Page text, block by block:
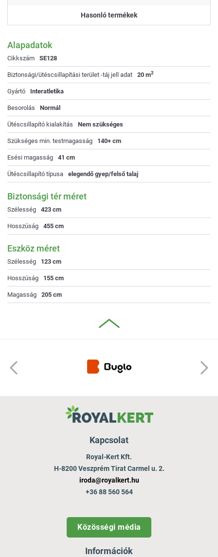
Hasonló termékek
Alapadatok
Cikkszám SE128
Biztonsági/ütéscsillapítási terület -táj jell adat 20 m2
Gyártó Interatletika
Besorolás Normál
Ütéscsillapító kialakítás Nem szükséges
Szükséges min. testmagasság 140+ cm
Esési magasság 41 cm
Ütéscsillapító típusa elegendő gyep/felső talaj
Biztonsági tér méret
Szélesség 423 cm
Hosszúság 455 cm
Eszköz méret
Szélesség 123 cm
Hosszúság 155 cm
Magasság 205 cm
Kapcsolat
Royal-Kert Kft.
H-8200 Veszprém Tirat Carmel u. 2.
iroda@royalkert.hu
+36 88 560 564
Közösségi média
Információk